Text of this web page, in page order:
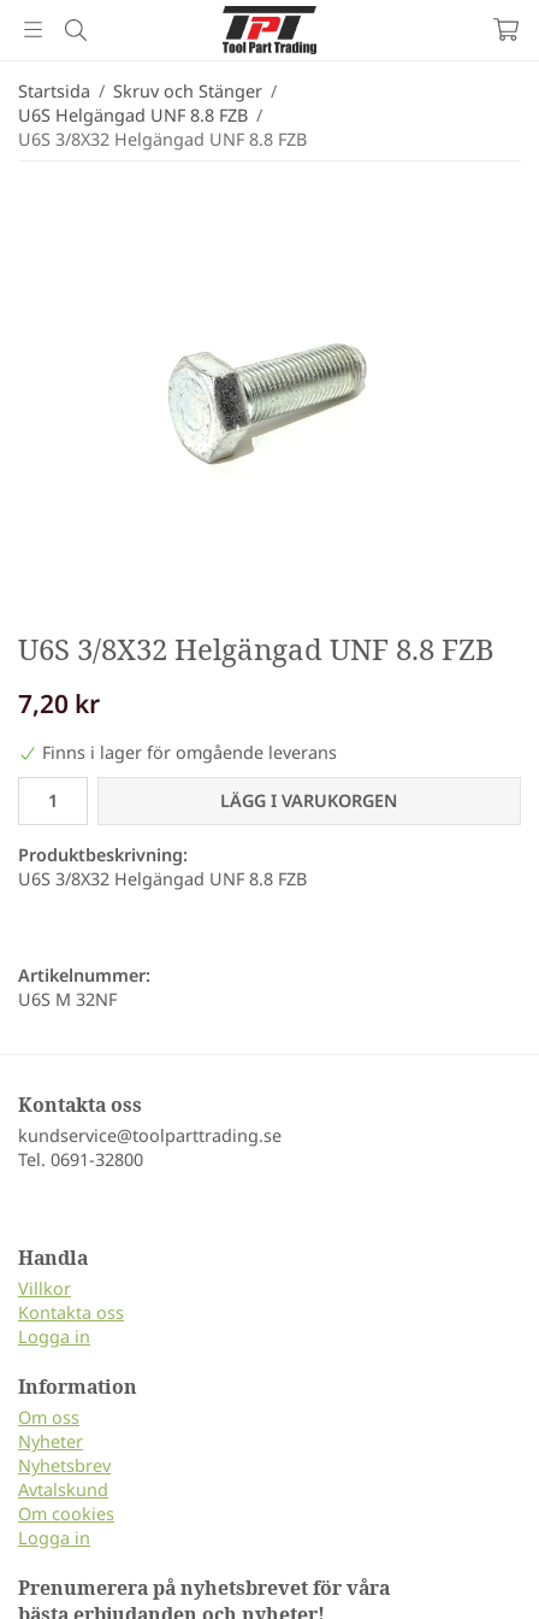
Startsida / Skruv och Stänger /
U6S Helgängad UNF 8.8 FZB /
U6S 3/8X32 Helgängad UNF 8.8 FZB
U6S 3/8X32 Helgängad UNF 8.8 FZB
7,20 kr
Finns i lager för omgående leverans
LÄGG I VARUKORGEN
Produktbeskrivning:
U6S 3/8X32 Helgängad UNF 8.8 FZB
Artikelnummer:
U6S M 32NF
Kontakta oss
kundservice@toolparttrading.se
Tel. 0691-32800
Handla
Villkor
Kontakta oss
Logga in
Information
Om oss
Nyheter
Nyhetsbrev
Avtalskund
Om cookies
Logga in
Prenumerera på nyhetsbrevet för våra